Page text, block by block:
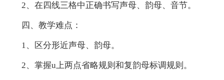
2、在四线三格中正确书写声母、韵母、音节。
四、教学难点：
1、区分形近声母、韵母。
2、掌握u上两点省略规则和复韵母标调规则。